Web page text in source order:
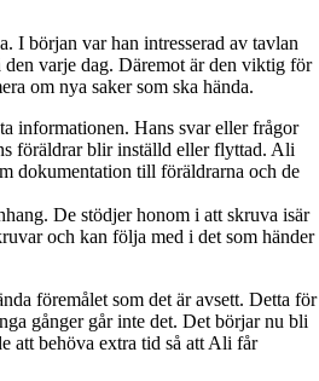
I början var han intresserad av tavlan
varje dag. Däremot är den viktig för
om nya saker som ska hända.
informationen. Hans svar eller frågor
föräldrar blir inställd eller flyttad. Ali
dokumentation till föräldrarna och de
De stödjer honom i att skruva isär
och kan följa med i det som händer
föremålet som det är avsett. Detta för
gånger går inte det. Det börjar nu bli
att behöva extra tid så att Ali får